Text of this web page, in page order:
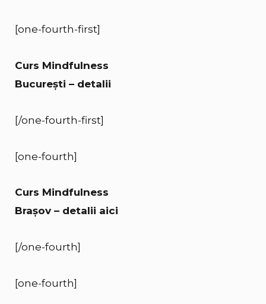
[one-fourth-first]
Curs Mindfulness
București – detalii
[/one-fourth-first]
[one-fourth]
Curs Mindfulness
Brașov – detalii aici
[/one-fourth]
[one-fourth]